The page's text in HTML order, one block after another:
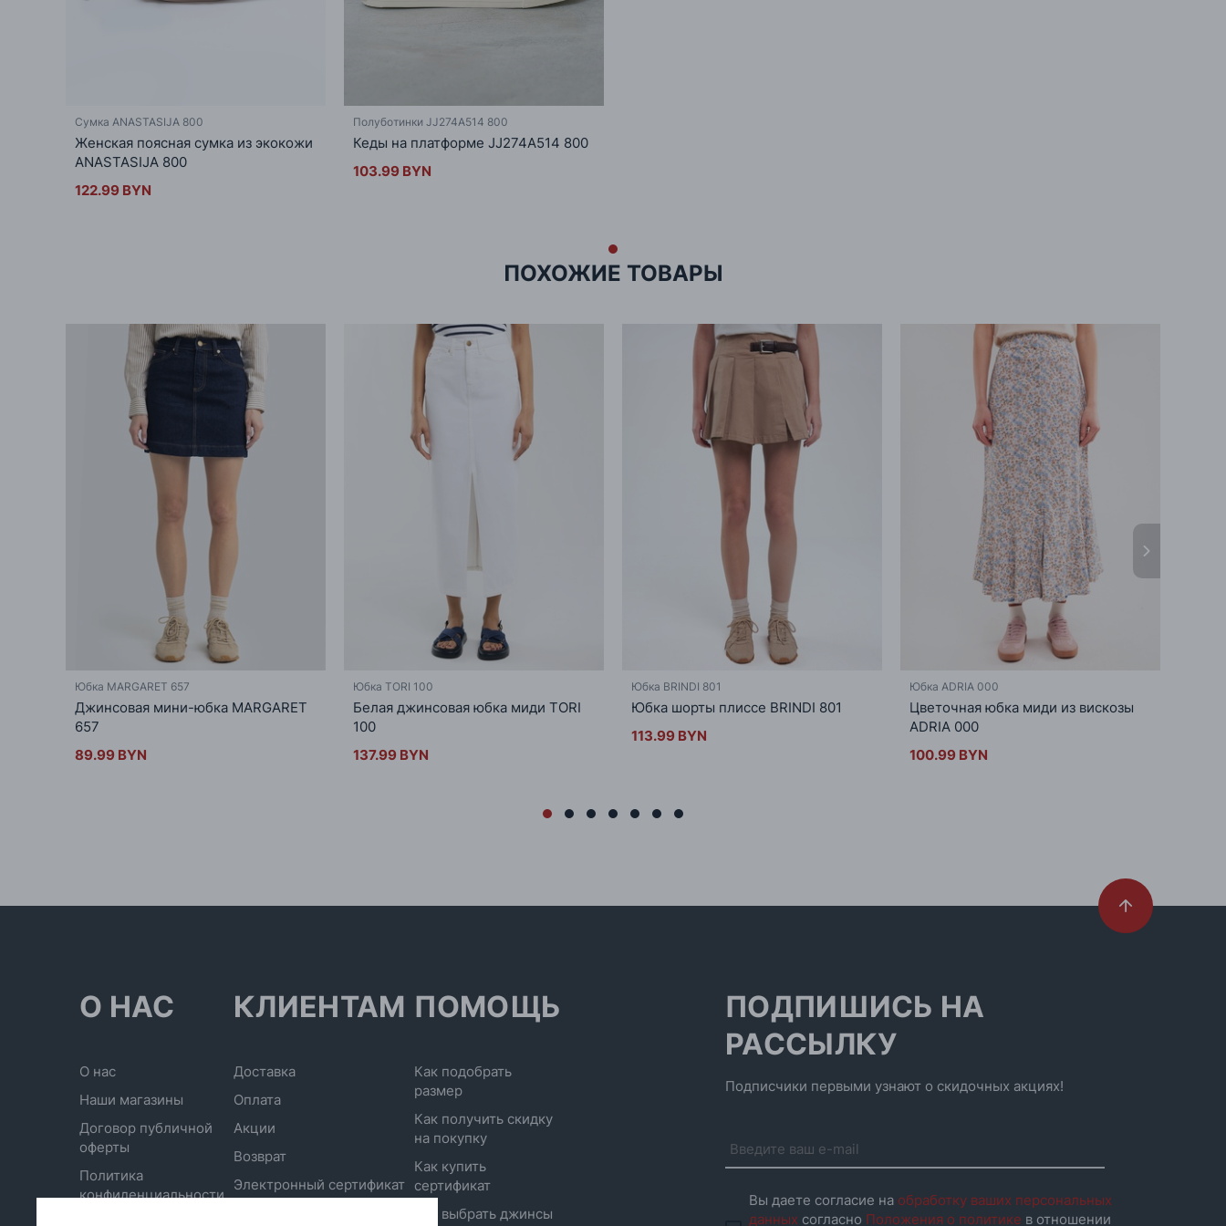
Сумка ANASTASIJA 800
Женская поясная сумка из экокожи
ANASTASIJA 800
122.99 BYN
Полуботинки JJ274A514 800
Кеды на платформе JJ274A514 800
103.99 BYN
ПОХОЖИЕ ТОВАРЫ
Юбка MARGARET 657
Джинсовая мини-юбка MARGARET
657
89.99 BYN
Юбка TORI 100
Белая джинсовая юбка миди TORI
100
137.99 BYN
Юбка BRINDI 801
Юбка шорты плиссе BRINDI 801
113.99 BYN
Юбка ADRIA 000
Цветочная юбка миди из вискозы
ADRIA 000
100.99 BYN
О НАС
О нас
Наши магазины
Договор публичной
оферты
Политика
конфиденциальности
КЛИЕНТАМ
Доставка
Оплата
Акции
Возврат
Электронный сертификат
ПОМОЩЬ
Как подобрать
размер
Как получить скидку
на покупку
Как купить
сертификат
Как выбрать джинсы
ПОДПИШИСЬ НА
РАССЫЛКУ
Подписчики первыми узнают о скидочных акциях!
Вы даете согласие на обработку ваших персональных
данных согласно Положения о политике в отношении